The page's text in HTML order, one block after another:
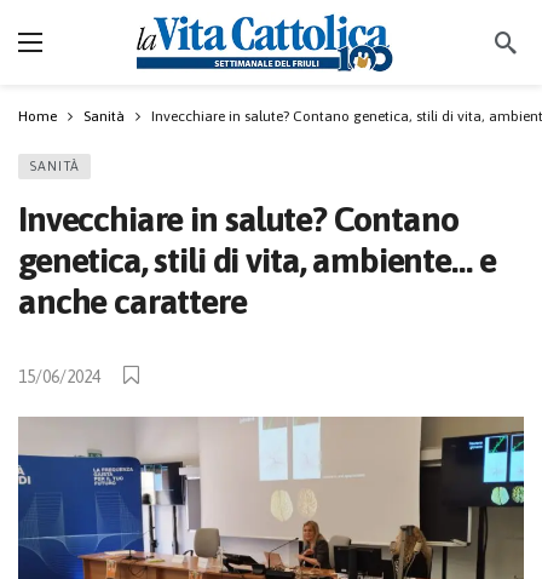
Home Sanità Invecchiare in salute? Contano genetica, stili di vita,
SANITÀ
Invecchiare in salute? Contano
genetica, stili di vita, ambiente… e
anche carattere
15/06/2024